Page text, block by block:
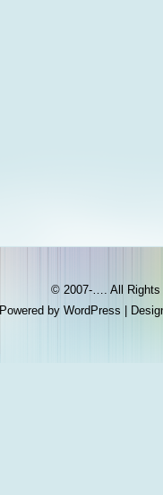
© 2007-…. All
Powered by WordPress |